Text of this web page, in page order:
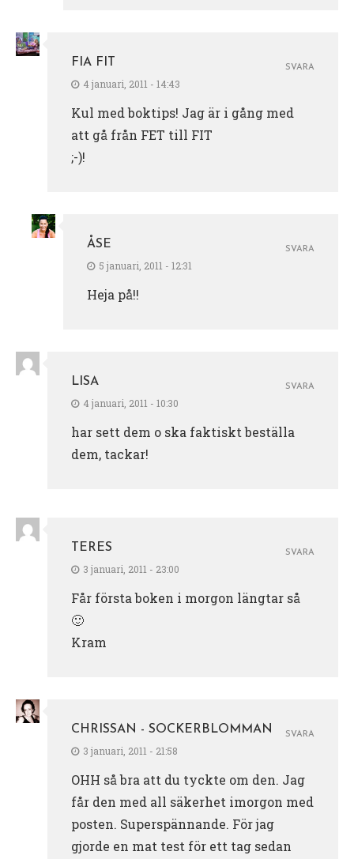
FIA FIT
4 januari, 2011 - 14:43
Kul med boktips! Jag är i gång med
att gå från FET till FIT
;-)!
SVARA
ÅSE
5 januari, 2011 - 12:31
Heja på!!
SVARA
LISA
4 januari, 2011 - 10:30
har sett dem o ska faktiskt beställa
dem, tackar!
SVARA
TERES
3 januari, 2011 - 23:00
Får första boken i morgon längtar så
🙂
Kram
SVARA
CHRISSAN - SOCKERBLOMMAN
3 januari, 2011 - 21:58
OHH så bra att du tyckte om den. Jag
får den med all säkerhet imorgon med
posten. Superspännande. För jag
gjorde en mat test för ett tag sedan
SVARA